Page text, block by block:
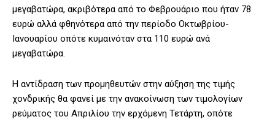
μεγαβατώρα, ακριβότερα από το Φεβρουάριο που ήταν 78
ευρώ αλλά φθηνότερα από την περίοδο Οκτωβρίου-
Ιανουαρίου οπότε κυμαινόταν στα 110 ευρώ ανά
μεγαβατώρα.
Η αντίδραση των προμηθευτών στην αύξηση της τιμής
χονδρικής θα φανεί με την ανακοίνωση των τιμολογίων
ρεύματος του Απριλίου την ερχόμενη Τετάρτη, οπότε